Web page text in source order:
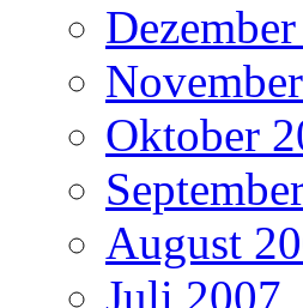
Oktober
August
Juli 2007